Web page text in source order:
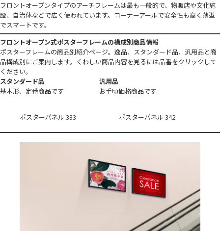
フロントオープンタイプのアーチフレームは最も一般的で、物販店や文化施
設、自治体などで広く使われています。コーナーアールで安全性も高く薄型
でスマートです。
フロントオープン式ポスターフレームの構成別商品情報
ポスターフレームの商品別紹介ページ。逸品、スタンダード品、汎用品と商
品構成別にご案内します。くわしい商品内容を見るには品番をクリックして
ください。
スタンダード品
基本形、定番商品です
ポスターパネル 333
汎用品
お手頃価格商品です
ポスターパネル 342